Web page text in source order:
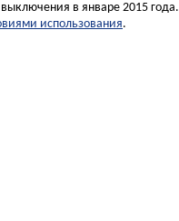
в январе 2015 года.
использования.